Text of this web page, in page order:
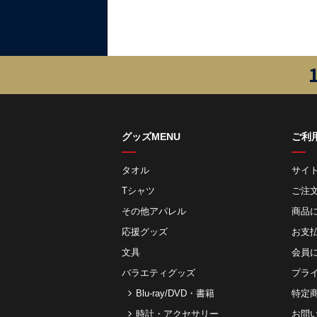
グッズMENU
タオル
Tシャツ
その他アパレル
応援グッズ
文具
バラエティグッズ
Blu-ray/DVD・書籍
時計・アクセサリー
ご利
サイ
ご注
商品
お⽀
会員
プラ
特定
お問